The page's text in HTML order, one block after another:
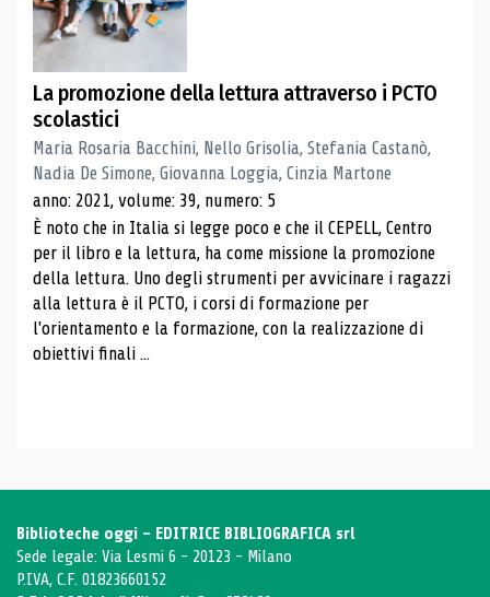
La promozione della lettura attraverso i PCTO
scolastici
Maria Rosaria Bacchini, Nello Grisolia, Stefania Castanò,
Nadia De Simone, Giovanna Loggia, Cinzia Martone
anno: 2021, volume: 39, numero: 5
È noto che in Italia si legge poco e che il CEPELL, Centro
per il libro e la lettura, ha come missione la promozione
della lettura. Uno degli strumenti per avvicinare i ragazzi
alla lettura è il PCTO, i corsi di formazione per
l'orientamento e la formazione, con la realizzazione di
obiettivi finali ...
Biblioteche oggi - EDITRICE BIBLIOGRAFICA srl
Sede legale: Via Lesmi 6 - 20123 - Milano
P.IVA, C.F. 01823660152